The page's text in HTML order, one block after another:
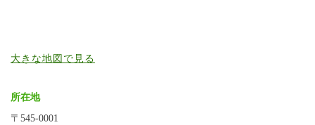
大きな地図で見る
所在地
〒545-0001